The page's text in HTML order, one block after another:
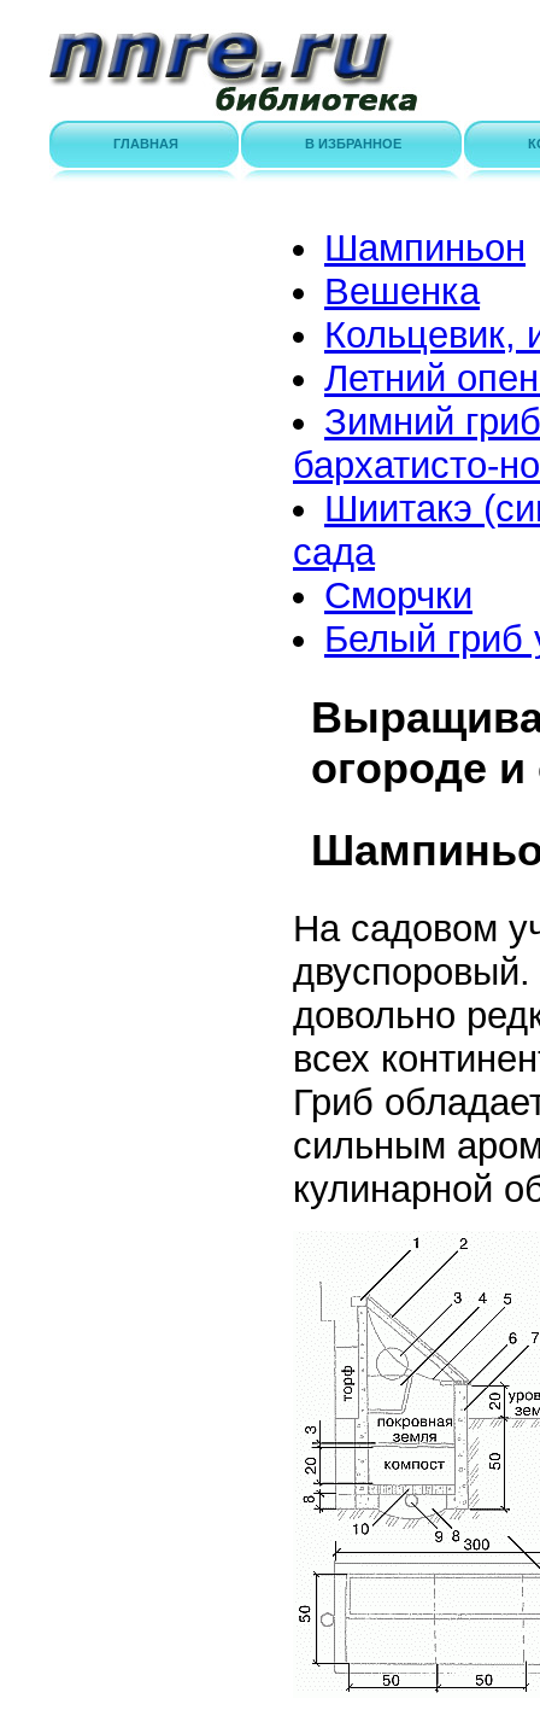
ГЛАВНАЯ В ИЗБРАННОЕ
Шампиньон
Вешенка
Кольцевик,
Летний
Зимний
бархатисто-
Шиитакэ
сада
Сморчки
Белый гриб
огороде и
На садовом
двуспоровый.
довольно
всех
Гриб
сильным
кулинарной